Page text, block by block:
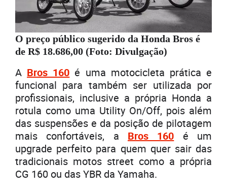
O preço público sugerido da Honda Bros é
de R$ 18.686,00 (Foto: Divulgação)
A Bros 160 é uma motocicleta prática e
funcional para também ser utilizada por
profissionais, inclusive a própria Honda a
rotula como uma Utility On/Off, pois além
das suspensões e da posição de pilotagem
mais confortáveis, a Bros 160 é um
upgrade perfeito para quem quer sair das
tradicionais motos street como a própria
CG 160 ou das YBR da Yamaha.